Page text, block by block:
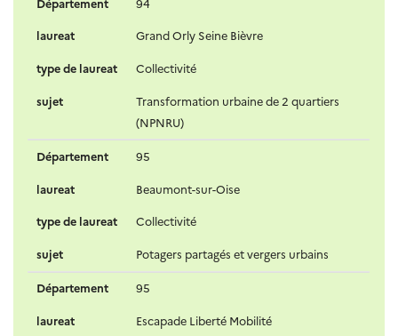
laureat Grand Orly Seine Bièvre
type de laureat Collectivité
sujet
Transformation urbaine de 2 quartiers
(NPNRU)
Département 95
laureat Beaumont-sur-Oise
type de laureat Collectivité
sujet Potagers partagés et vergers urbains
Département 95
laureat Escapade Liberté Mobilité